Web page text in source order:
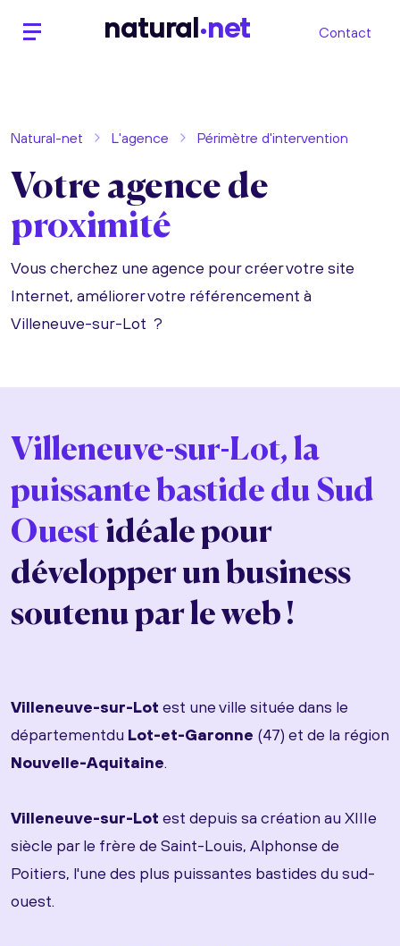
natural net Contact
Natural-net L'agence Périmètre d'intervention
Votre agence de
proximité
Vous cherchez une agence pour créer votre site
Internet, améliorer votre référencement à
Villeneuve-sur-Lot ?
Villeneuve-sur-Lot, la
puissante bastide du Sud
Ouest idéale pour
développer un business
soutenu par le web !
Villeneuve-sur-Lot est une ville située dans le
départementdu Lot-et-Garonne (47) et de la région
Nouvelle-Aquitaine.
Villeneuve-sur-Lot est depuis sa création au XIIIe
siècle par le frère de Saint-Louis, Alphonse de
Poitiers, l'une des plus puissantes bastides du sud-
ouest.